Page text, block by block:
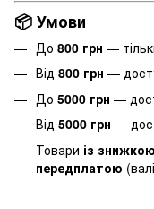
📦 Умови
До 800 грн —
Від 800 грн —
До 5000 грн —
Від 5000 грн —
Товари із знижкою
передплатою